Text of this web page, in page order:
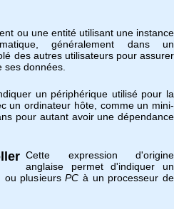
ou une entité utilisant une instance
généralement dans un
des autres utilisateurs pour assurer
ses données.
un périphérique utilisé pour la
un ordinateur hôte, comme un mini-
pour autant avoir une dépendance
Cette expression d'origine
anglaise permet d'indiquer un
ou plusieursPC à un processeur de